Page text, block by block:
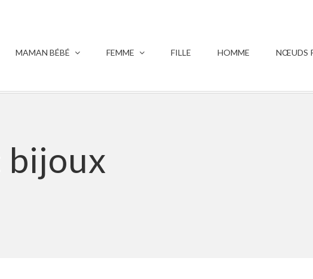
MAMAN BÉBÉ FEMME FILLE HOMME NŒUDS
bijoux